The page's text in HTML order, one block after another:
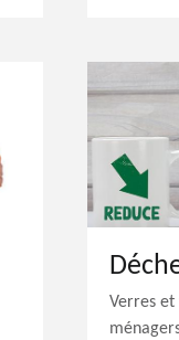
Verres et